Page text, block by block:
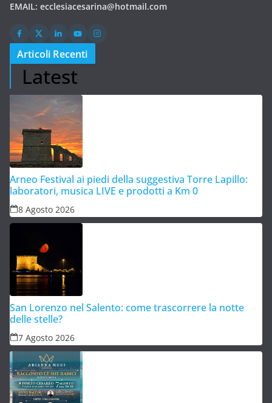
EMAIL: ecclesiacesarina@hotmail.com
Articoli Recenti
Latest
Arneo Festival ai piedi della suggestiva Torre Lapillo:
laboratori, musica LIVE e prodotti a Km 0
8 Agosto 2026
San Lorenzo nel Salento: come trascorrere la notte
delle stelle?
7 Agosto 2026